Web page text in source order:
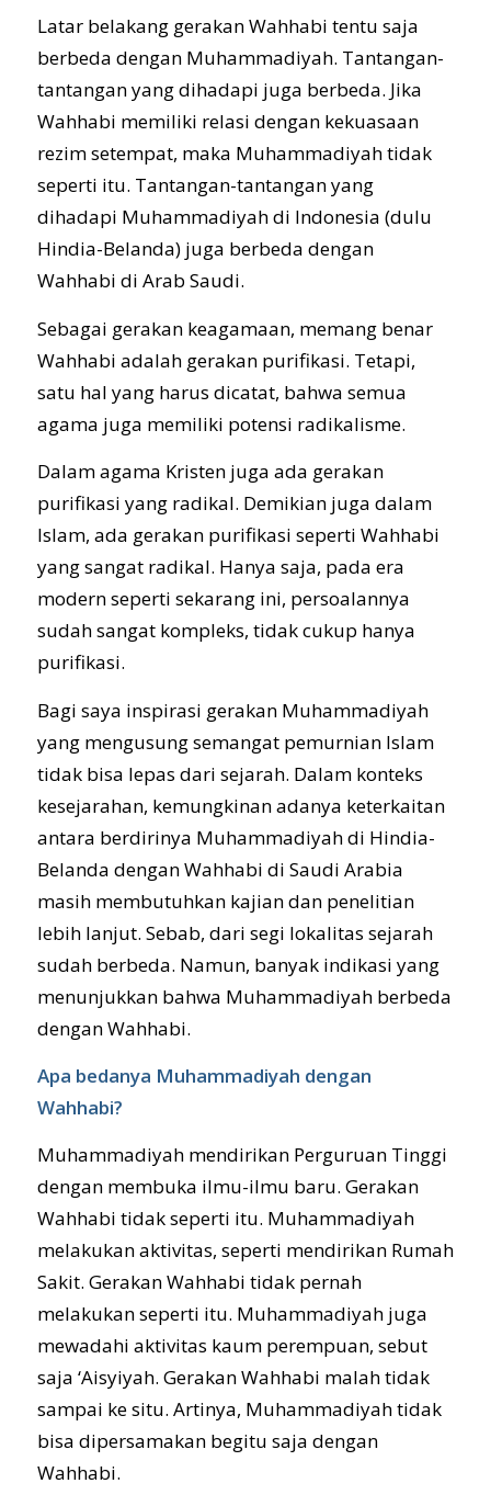
Latar belakang gerakan Wahhabi tentu saja
berbeda dengan Muhammadiyah. Tantangan-
tantangan yang dihadapi juga berbeda. Jika
Wahhabi memiliki relasi dengan kekuasaan
rezim setempat, maka Muhammadiyah tidak
seperti itu. Tantangan-tantangan yang
dihadapi Muhammadiyah di Indonesia (dulu
Hindia-Belanda) juga berbeda dengan
Wahhabi di Arab Saudi.
Sebagai gerakan keagamaan, memang benar
Wahhabi adalah gerakan purifikasi. Tetapi,
satu hal yang harus dicatat, bahwa semua
agama juga memiliki potensi radikalisme.
Dalam agama Kristen juga ada gerakan
purifikasi yang radikal. Demikian juga dalam
Islam, ada gerakan purifikasi seperti Wahhabi
yang sangat radikal. Hanya saja, pada era
modern seperti sekarang ini, persoalannya
sudah sangat kompleks, tidak cukup hanya
purifikasi.
Bagi saya inspirasi gerakan Muhammadiyah
yang mengusung semangat pemurnian Islam
tidak bisa lepas dari sejarah. Dalam konteks
kesejarahan, kemungkinan adanya keterkaitan
antara berdirinya Muhammadiyah di Hindia-
Belanda dengan Wahhabi di Saudi Arabia
masih membutuhkan kajian dan penelitian
lebih lanjut. Sebab, dari segi lokalitas sejarah
sudah berbeda. Namun, banyak indikasi yang
menunjukkan bahwa Muhammadiyah berbeda
dengan Wahhabi.
Apa bedanya Muhammadiyah dengan
Wahhabi?
Muhammadiyah mendirikan Perguruan Tinggi
dengan membuka ilmu-ilmu baru. Gerakan
Wahhabi tidak seperti itu. Muhammadiyah
melakukan aktivitas, seperti mendirikan Rumah
Sakit. Gerakan Wahhabi tidak pernah
melakukan seperti itu. Muhammadiyah juga
mewadahi aktivitas kaum perempuan, sebut
saja ‘Aisyiyah. Gerakan Wahhabi malah tidak
sampai ke situ. Artinya, Muhammadiyah tidak
bisa dipersamakan begitu saja dengan
Wahhabi.